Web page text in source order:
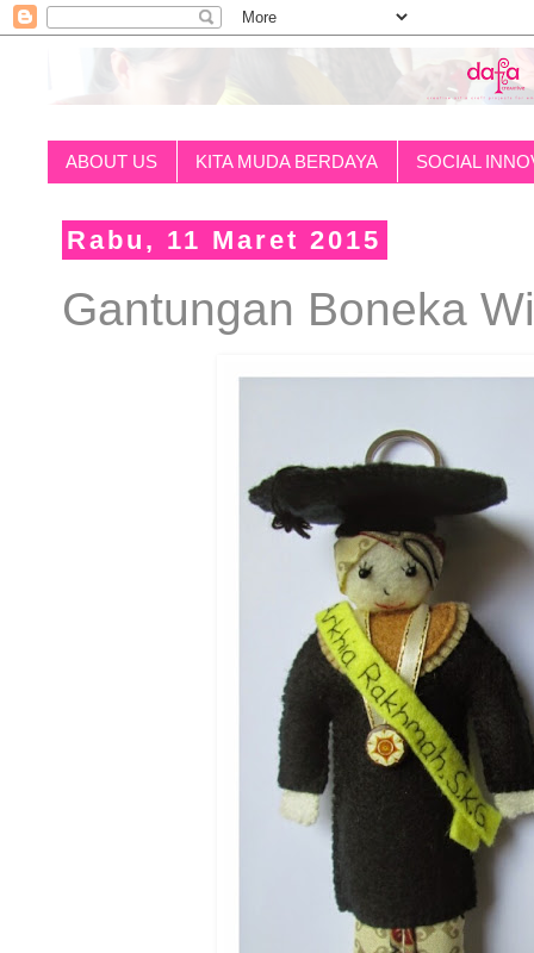
ABOUT US KITA MUDA BERDAYA SOCIAL
Rabu, 11 Maret 2015
Gantungan Boneka